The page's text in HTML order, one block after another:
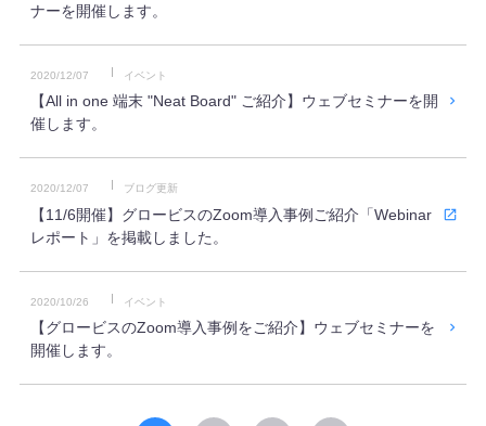
ナーを開催します。
2020/12/07 イベント
【All in one 端末 "Neat Board" ご紹介】ウェブセミナーを開
催します。
2020/12/07 ブログ更新
【11/6開催】グロービスのZoom導入事例ご紹介「Webinar
レポート」を掲載しました。
2020/10/26 イベント
【グロービスのZoom導入事例をご紹介】ウェブセミナーを
開催します。